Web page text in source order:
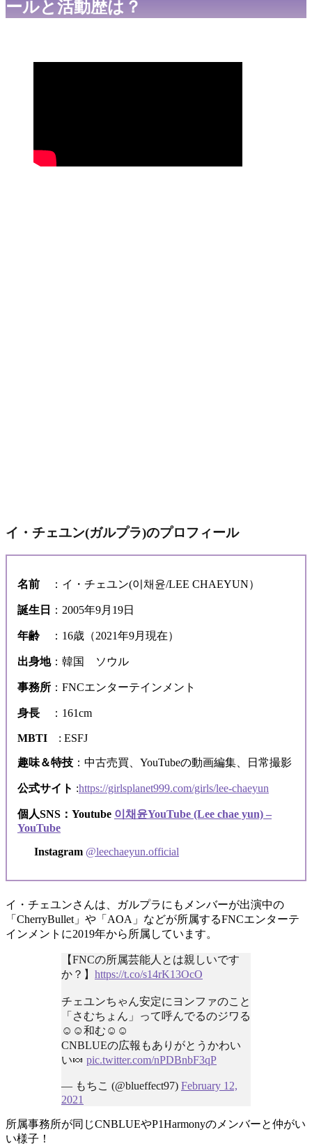
ールと活動歴は？
イ・チェユン(ガルプラ)のプロフィール
名前 ：イ・チェユン(이채윤/LEE CHAEYUN）
誕生日 ：2005年9月19日
年齢 ：16歳（2021年9月現在）
出身地：韓国 ソウル
事務所 ：FNCエンターテインメント
身長 ：161cm
MBTI : ESFJ
趣味＆特技 ：中古売買、YouTubeの動画編集、日常撮影
公式サイト :https://girlsplanet999.com/girls/lee-chaeyun
個人SNS：Youtube 이채윤YouTube (Lee chae yun) –
YouTube
Instagram @leechaeyun.official
イ・チェユンさんは、ガルプラにもメンバーが出演中の
「CherryBullet」や「AOA」などが所属するFNCエンターテ
インメントに2019年から所属しています。
【FNCの所属芸能人とは親しいです
か？】 https://t.co/s14rK13OcO
チェユンちゃん安定にヨンファのこと
「さむちょん」って呼んでるのジワる
☺️☺️和む☺️☺️
CNBLUEの広報もありがとうかわい
い🍬 pic.twitter.com/nPDBnbF3qP
— もちこ (@blueffect97) February 12,
2021
所属事務所が同じCNBLUEやP1Harmonyのメンバーと仲がい
い様子！